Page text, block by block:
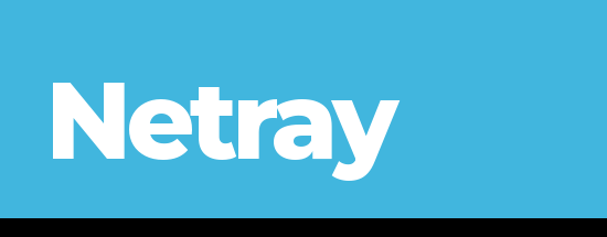
Netray